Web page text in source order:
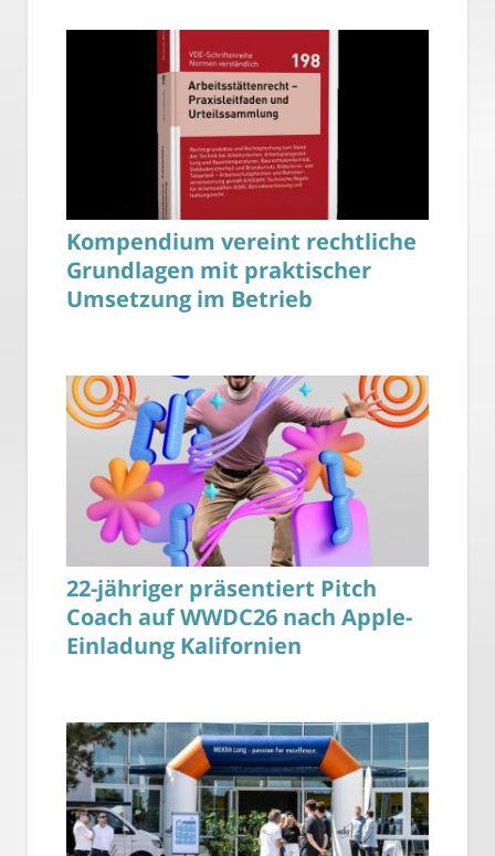
Kompendium vereint rechtliche
Grundlagen mit praktischer
Umsetzung im Betrieb
22-jähriger präsentiert Pitch
Coach auf WWDC26 nach Apple-
Einladung Kalifornien